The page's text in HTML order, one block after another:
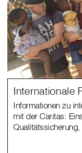
Internationale
Informationen zu
mit der Caritas:
Qualitätssicherung,